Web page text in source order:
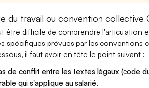
du travail ou convention collective
être difficile de comprendre l'articulation
spécifiques prévues par les conventions
il faut avoir en tête le point suivant :
de conflit entre les textes légaux (code
qui s'applique au salarié.